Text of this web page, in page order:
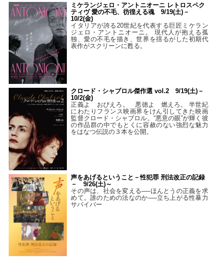
ミケランジェロ・アントニオーニ レトロスペク
ティヴ 愛の不毛、彷徨える魂 9/19(土)－
10/2(金)
イタリアが誇る20世紀を代表する巨匠ミケラン
ジェロ・アントニオーニ。 現代人が抱える孤
独、愛の不毛を描き、世界を揺るがした初期代
表作がスクリーンに甦る。
クロード・シャブロル傑作選 vol.2 9/19(土)－
10/2(金)
正義よ おびえろ。 悪徳よ 燃えろ。 半世紀
にわたりフランス映画界をけん引してきた映画
監督クロード・シャブロル。“悪意の眼”が輝く彼
の作品群の中でもとくに容赦のない強烈な魅力
をはなつ伝説の３本を公開。
声をあげるということ－性犯罪 刑法改正の記録
－ 9/26(土)～
その声は、社会を変える──ほんとうの正義を求
めて。誰のための法なのか──立ち上がる性暴力
サバイバー